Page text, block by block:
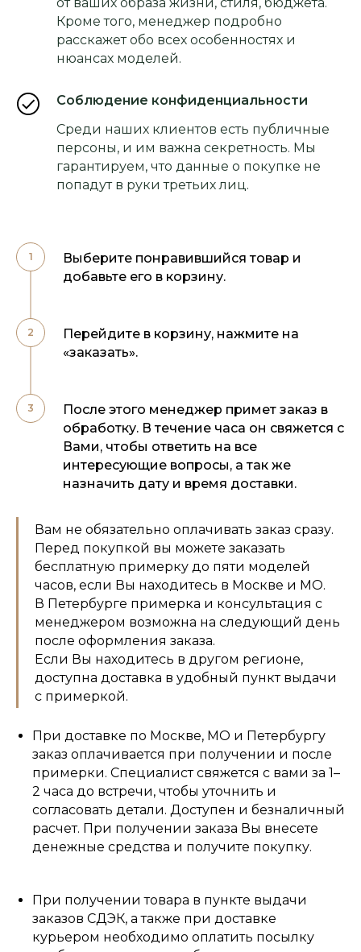
Кроме того, менеджер подробно
расскажет обо всех особенностях и
нюансах моделей.
Соблюдение конфиденциальности
Среди наших клиентов есть публичные
персоны, и им важна секретность. Мы
гарантируем, что данные о покупке не
попадут в руки третьих лиц.
Выберите понравившийся товар и
добавьте его в корзину.
Перейдите в корзину, нажмите на
«заказать».
После этого менеджер примет заказ в
обработку. В течение часа он свяжется с
Вами, чтобы ответить на все
интересующие вопросы, а так же
назначить дату и время доставки.
Вам не обязательно оплачивать заказ сразу.
Перед покупкой вы можете заказать
бесплатную примерку до пяти моделей
часов, если Вы находитесь в Москве и МО.
В Петербурге примерка и консультация с
менеджером возможна на следующий день
после оформления заказа.
Если Вы находитесь в другом регионе,
доступна доставка в удобный пункт выдачи
с примеркой.
При доставке по Москве, МО и Петербургу
заказ оплачивается при получении и после
примерки. Специалист свяжется с вами за 1–
2 часа до встречи, чтобы уточнить и
согласовать детали. Доступен и безналичный
расчет. При получении заказа Вы внесете
денежные средства и получите покупку.
При получении товара в пункте выдачи
заказов СДЭК, а также при доставке
курьером необходимо оплатить посылку